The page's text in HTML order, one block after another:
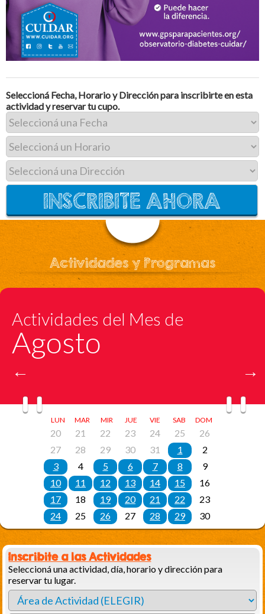
Seleccioná Fecha, Horario y Dirección para inscribirte en esta
actividad y reservar tu cupo.
Actividades y Programas
Inscribite a las Actividades
Seleccioná una actividad, día, horario y dirección para
reservar tu lugar.